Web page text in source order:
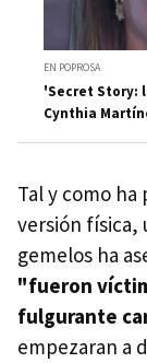
EN POPROSA
'Secret Story:
Cynthia
Tal y como ha
versión física,
gemelos ha
"fueron
fulgurante
empezaran a